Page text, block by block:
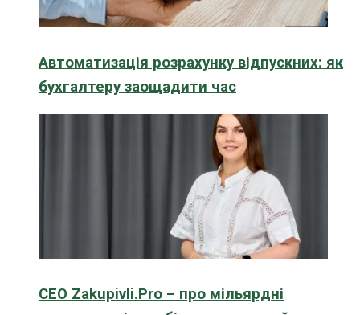
Автоматизація розрахунку відпускних: як
бухгалтеру заощадити час
CEO Zakupivli.Pro – про мільярдні